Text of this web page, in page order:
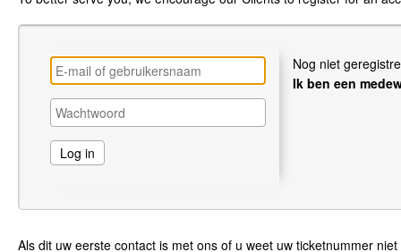
Nog niet
Ik ben een
Als dit uw eerste contact is met ons of u weet uw ticketnummer